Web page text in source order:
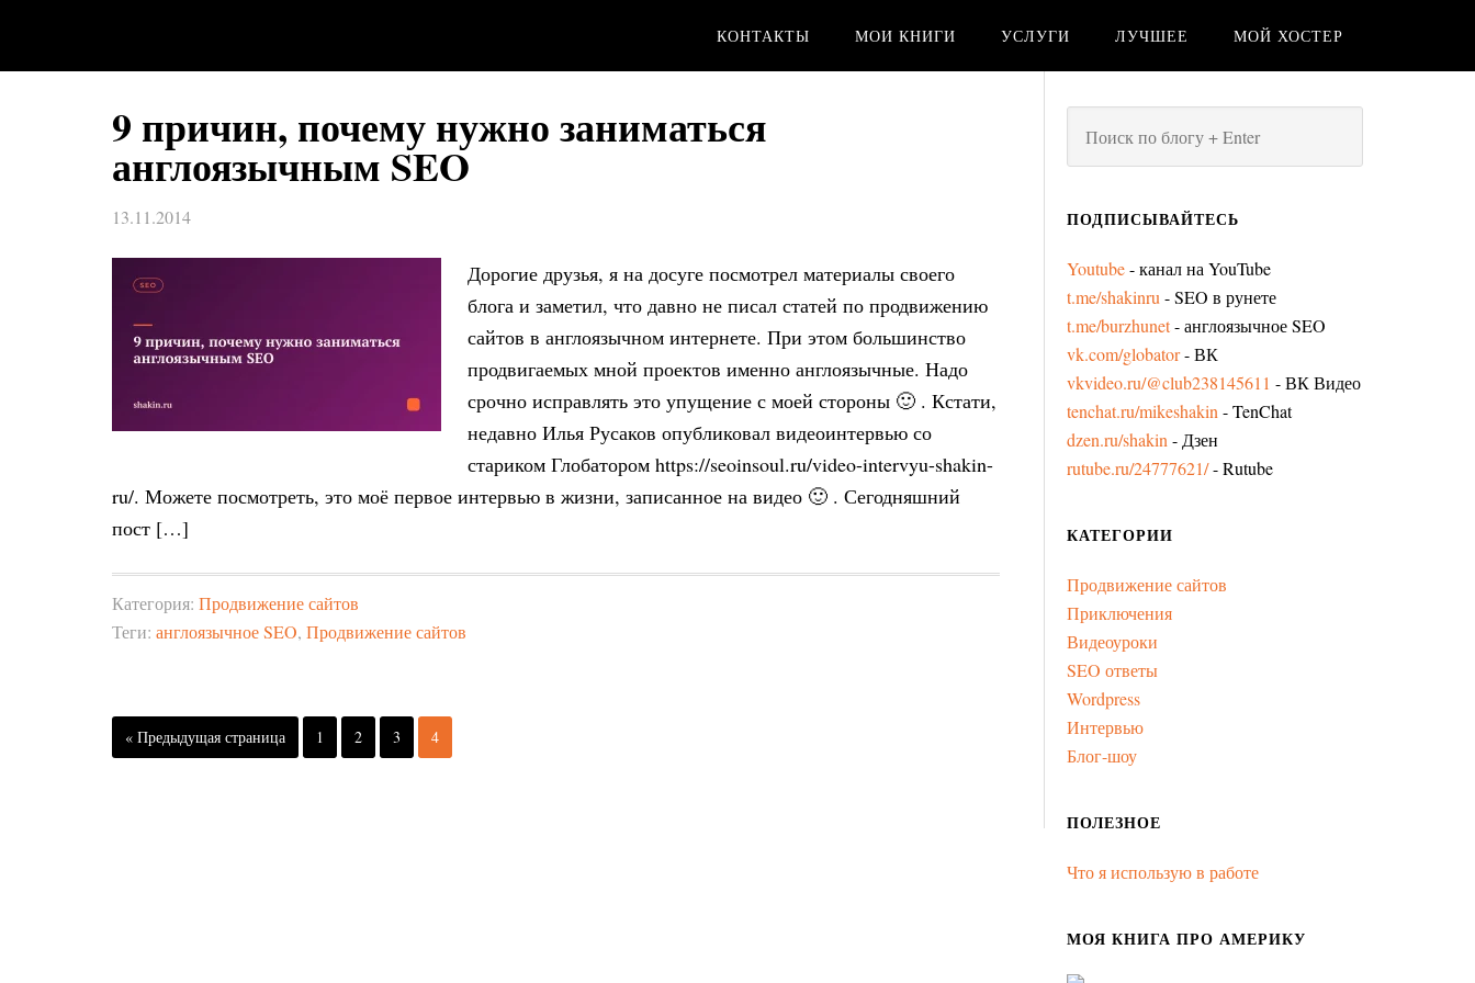
КОНТАКТЫ МОИ КНИГИ УСЛУГИ ЛУЧШЕЕ МОЙ ХОСТЕР
9 причин, почему нужно заниматься
англоязычным SEO
13.11.2014
Дорогие друзья, я на досуге посмотрел материалы своего
блога и заметил, что давно не писал статей по продвижению
сайтов в англоязычном интернете. При этом большинство
продвигаемых мной проектов именно англоязычные. Надо
срочно исправлять это упущение с моей стороны 🙂 . Кстати,
недавно Илья Русаков опубликовал видеоинтервью со
стариком Глобатором https://seoinsoul.ru/video-intervyu-shakin-
ru/. Можете посмотреть, это моё первое интервью в жизни, записанное на видео 🙂 . Сегодняшний
пост […]
Категория: Продвижение сайтов
Теги: англоязычное SEO, Продвижение сайтов
« Предыдущая страница 1 2 3 4
ПОДПИСЫВАЙТЕСЬ
Youtube- канал на YouTube
t.me/shakinru - SEO в рунете
t.me/burzhunet- англоязычное SEO
vk.com/globator- ВК
vkvideo.ru/@club238145611 - ВК Видео
tenchat.ru/mikeshakin - TenChat
dzen.ru/shakin - Дзен
rutube.ru/24777621/- Rutube
КАТЕГОРИИ
Продвижение сайтов
Приключения
Видеоуроки
SEO ответы
Wordpress
Интервью
Блог-шоу
ПОЛЕЗНОЕ
Что я использую в работе
МОЯ КНИГА ПРО АМЕРИКУ